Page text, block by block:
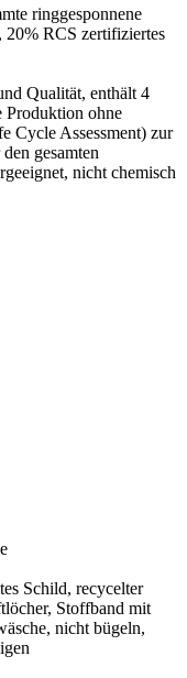
ringgesponnene
RCS zertifiziertes
Qualität, enthält 4
Produktion ohne
Cycle Assessment) zur
gesamten
nicht chemisch
Schild, recycelter
Stoffband mit
nicht bügeln,